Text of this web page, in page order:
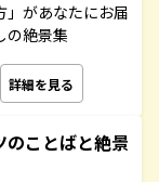
」があなたにお届
の絶景集
詳細を見る
のことばと絶景